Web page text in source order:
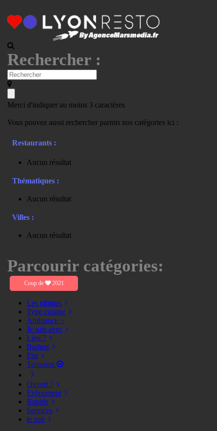
Rechercher :
Merci d'indiquer au moins 3 caractères
Vous pouvez aussi rechercher parmis nos catégories ici :
Restaurants :
Aucun résultat
Thématiques :
Aucun résultat
Villes :
Aucun résultat
Parcourir catégories:
Coup de 2021
Les ultimes
Type cuisine
Ambiance >
Je suis avec
Lieu ?
Budget
Plat
Terrasses
Ouvert ?
Evènement
Rapide
Services
le soir